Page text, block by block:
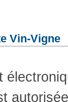
Vin-Vigne